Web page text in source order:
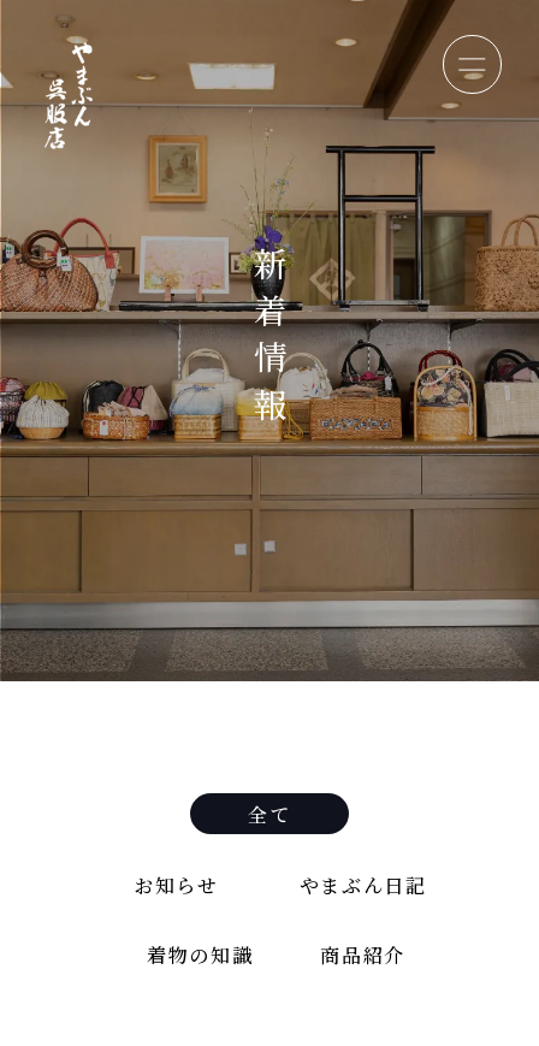
新
着
情
報
全て
お知らせ やまぶん日記
着物の知識 商品紹介